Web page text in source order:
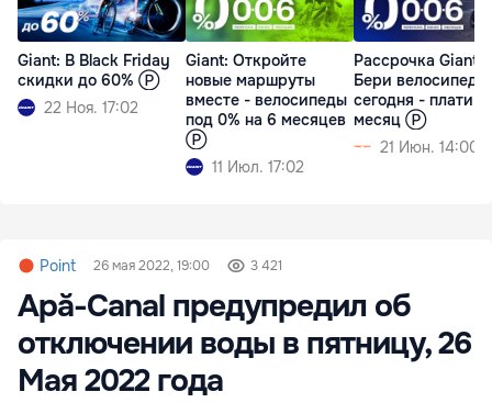
Giant: В Black Friday
скидки до 60% Ⓟ
22 Ноя. 17:02
Giant: Откройте
новые маршруты
вместе - велосипеды
под 0% на 6 месяцев
Ⓟ
11 Июл. 17:02
Рассрочка Giant:
Бери велосипед
сегодня - плати
месяц Ⓟ
21 Июн. 14:00
Point 26 мая 2022, 19:00 3 421
Apă-Canal предупредил об
отключении воды в пятницу, 26
Мая 2022 года